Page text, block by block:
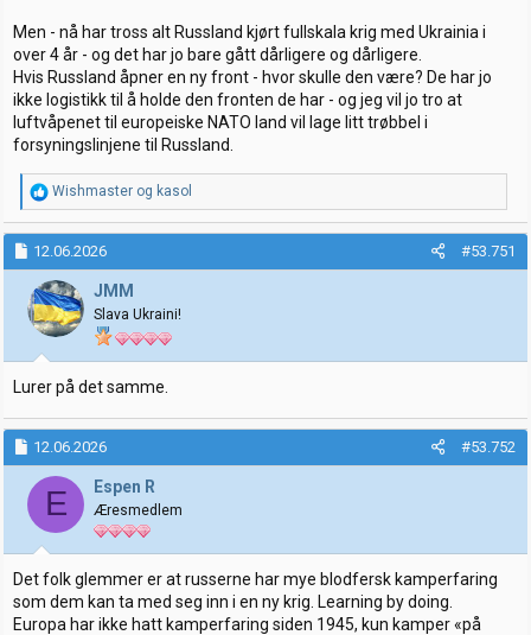
Men - nå har tross alt Russland kjørt fullskala krig med Ukrainia i
over 4 år - og det har jo bare gått dårligere og dårligere.
Hvis Russland åpner en ny front - hvor skulle den være? De har jo
ikke logistikk til å holde den fronten de har - og jeg vil jo tro at
luftvåpenet til europeiske NATO land vil lage litt trøbbel i
forsyningslinjene til Russland.
R
e
a
k
j
o
n
e
r
Wishmaster og kasol
12.06.2026 #53.751
JMM
Slava Ukraini!
Lurer på det samme.
12.06.2026 #53.752
E Espen R
Æresmedlem
Det folk glemmer er at russerne har mye blodfersk kamperfaring
som dem kan ta med seg inn i en ny krig. Learning by doing.
Europa har ikke hatt kamperfaring siden 1945, kun kamper «på